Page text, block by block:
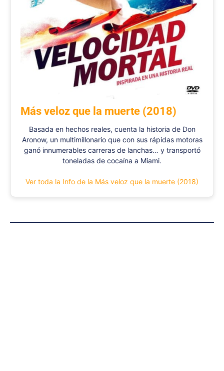
Más veloz que la muerte (2018)
Basada en hechos reales, cuenta la historia de Don
Aronow, un multimillonario que con sus rápidas motoras
ganó innumerables carreras de lanchas… y transportó
toneladas de cocaína a Miami.
Ver toda la Info de la Más veloz que la muerte (2018)